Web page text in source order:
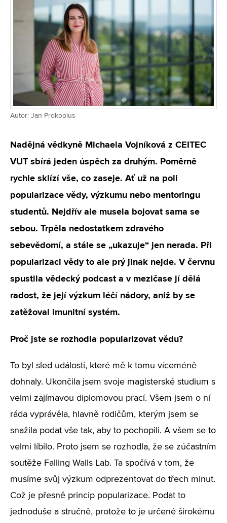
Autor: Jan Prokopius
Nadějná vědkyně Michaela Vojníková z CEITEC
VUT sbírá jeden úspěch za druhým. Poměrně
rychle sklízí vše, co zaseje. Ať už na poli
popularizace vědy, výzkumu nebo mentoringu
studentů. Nejdřív ale musela bojovat sama se
sebou. Trpěla nedostatkem zdravého
sebevědomí, a stále se „ukazuje“ jen nerada. Při
popularizaci vědy to ale prý jinak nejde. V červnu
spustila vědecký podcast a v mezičase jí dělá
radost, že její výzkum léčí nádory, aniž by se
zatěžoval imunitní systém.
Proč jste se rozhodla popularizovat vědu?
To byl sled událostí, které mě k tomu víceméně
dohnaly. Ukončila jsem svoje magisterské studium s
velmi zajímavou diplomovou prací. Všem jsem o ní
ráda vyprávěla, hlavně rodičům, kterým jsem se
snažila podat vše tak, aby to pochopili. A všem se to
velmi líbilo. Proto jsem se rozhodla, že se zúčastním
soutěže Falling Walls Lab. Ta spočívá v tom, že
musíme svůj výzkum odprezentovat do třech minut.
Což je přesně princip popularizace. Podat to
jednoduše a stručně, protože to je určené širokému